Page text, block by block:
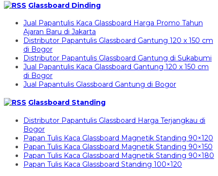
Glassboard Dinding
Jual Papantulis Kaca Glassboard Harga Promo Tahun
Ajaran Baru di Jakarta
Distributor Papantulis Glassboard Gantung 120 x 150 cm
di Bogor
Distributor Papantulis Glassboard Gantung di Sukabumi
Jual Papantulis Kaca Glassboard Gantung 120 x 150 cm
di Bogor
Jual Papantulis Glassboard Gantung di Bogor
Glassboard Standing
Distributor Papantulis Glassboard Harga Terjangkau di
Bogor
Papan Tulis Kaca Glassboard Magnetik Standing 90×120
Papan Tulis Kaca Glassboard Magnetik Standing 90×150
Papan Tulis Kaca Glassboard Magnetik Standing 90×180
Papan Tulis Kaca Glassboard Standing 100×120